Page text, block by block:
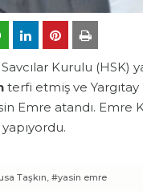
Kurulu (HSK)
terfi etmiş ve Yargıtay
Emre atandı. Emre
Taşkın, #yasin emre